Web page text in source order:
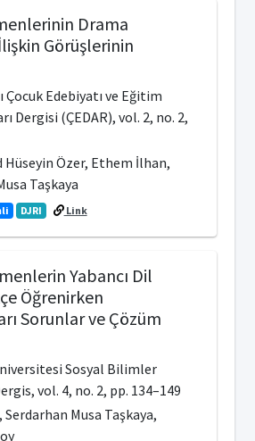
Drama
Görüşlerinin
Çocuk Edebiyatı ve Eğitim
Dergisi (ÇEDAR), vol. 2, no. 2,
Hüseyin Özer, Ethem İlhan,
Taşkaya
DJRI Link
Yabancı Dil
Öğrenirken
Sorunlar ve Çözüm
Sosyal Bilimler
vol. 4, no. 2, pp. 134–149
Musa Taşkaya,